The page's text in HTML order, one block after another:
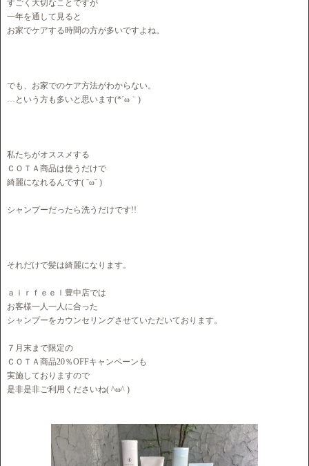
すごく大切なことですが
一年を通して見ると
お家でケアする時間の方が多いですよね。
でも、お家でのケア方法がわからない。
…という方も多いと思います(*´ω｀)
私たちがオススメする
ＣＯＴＡ商品は使うだけで
綺麗になれるんです( ˘ω˘ )
シャンプーだったら洗うだけです!!
それだけで髪は綺麗になります。
ａｉｒｆｅｅｌ豊中店では
お客様一人一人に合った
シャンプーをカウンセリングさせていただいております。
７月末まで限定の
ＣＯＴＡ商品20％OFFキャンペーンも
実施しておりますので
是非是非ご利用くださいね( ^ω^ )